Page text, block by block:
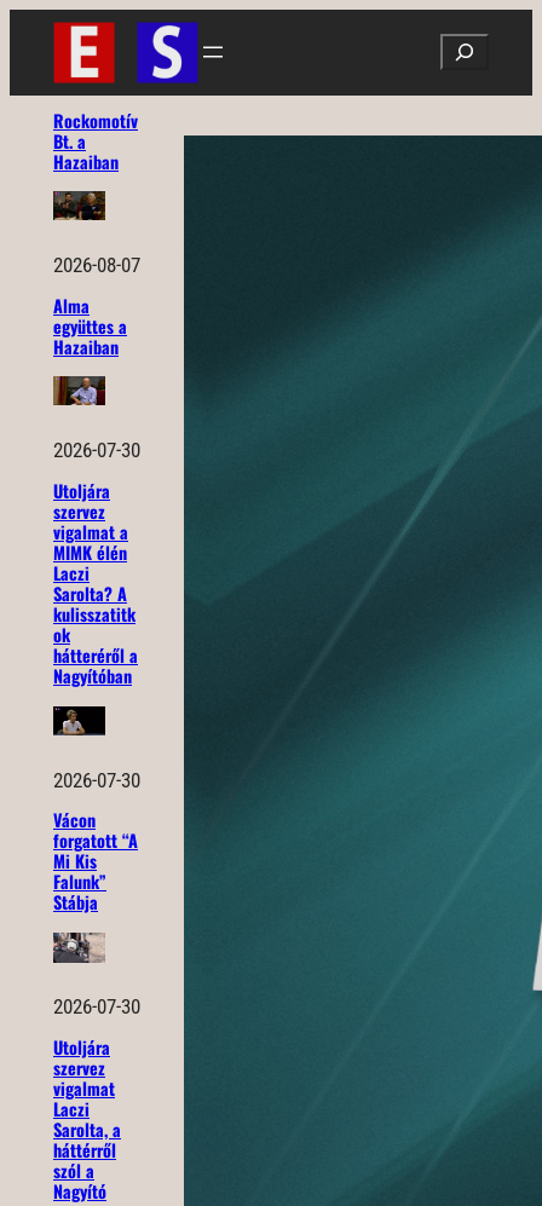
Ugrás
tartalomhoz
Search
Rockomotív
Bt. a
Hazaiban
2026-08-07
Alma
együttes a
Hazaiban
2026-07-30
Utoljára
szervez
vigalmat a
MIMK élén
Laczi
Sarolta? A
kulisszatitk
ok
hátteréről a
Nagyítóban
2026-07-30
Vácon
forgatott “A
Mi Kis
Falunk”
Stábja
2026-07-30
Utoljára
szervez
vigalmat
Laczi
Sarolta, a
háttérről
szól a
Nagyító